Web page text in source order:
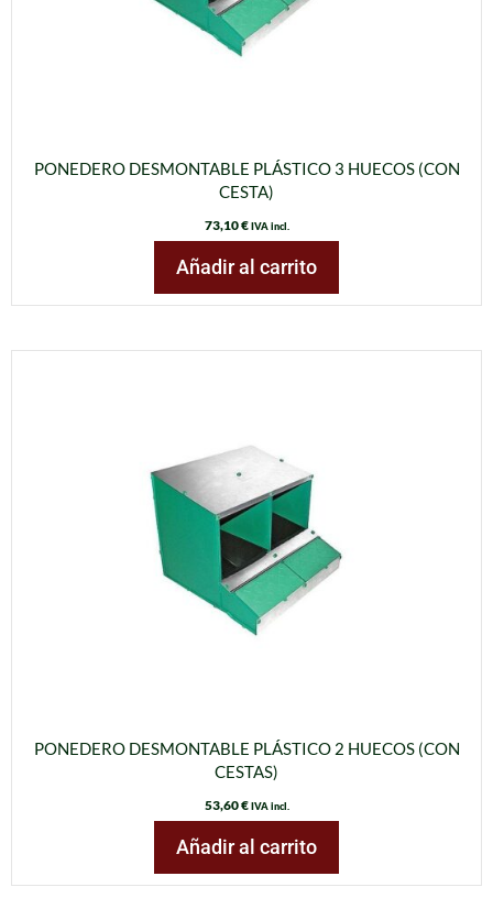
PONEDERO DESMONTABLE PLÁSTICO 3 HUECOS (CON
CESTA)
73,10€ IVA incl.
Añadir al carrito
PONEDERO DESMONTABLE PLÁSTICO 2 HUECOS (CON
CESTAS)
53,60€ IVA incl.
Añadir al carrito